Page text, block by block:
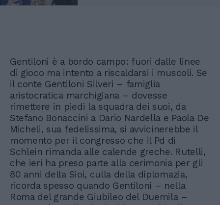
Gentiloni è a bordo campo: fuori dalle linee
di gioco ma intento a riscaldarsi i muscoli. Se
il conte Gentiloni Silveri – famiglia
aristocratica marchigiana – dovesse
rimettere in piedi la squadra dei suoi, da
Stefano Bonaccini a Dario Nardella e Paola De
Micheli, sua fedelissima, si avvicinerebbe il
momento per il congresso che il Pd di
Schlein rimanda alle calende greche. Rutelli,
che ieri ha preso parte alla cerimonia per gli
80 anni della Sioi, culla della diplomazia,
ricorda spesso quando Gentiloni – nella
Roma del grande Giubileo del Duemila –